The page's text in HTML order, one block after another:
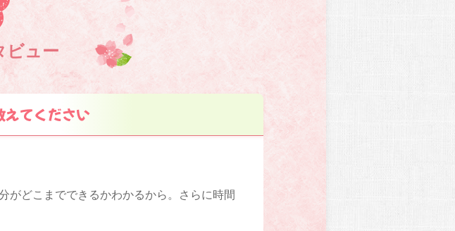
ビュー
てください
がどこまでできるかわかるから。さらに時間